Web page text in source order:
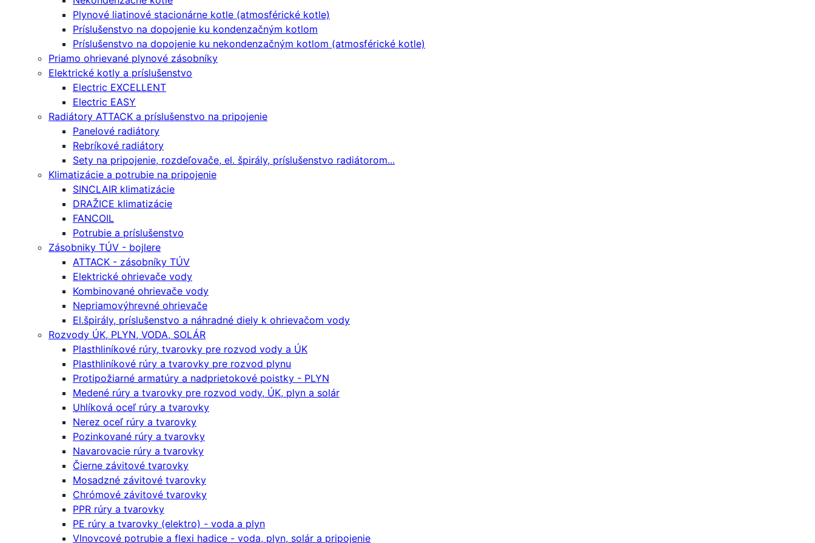
Plynové liatinové stacionárne kotle (atmosférické kotle)
Príslušenstvo na dopojenie ku kondenzačným kotlom
Príslušenstvo na dopojenie ku nekondenzačným kotlom (atmosférické kotle)
Priamo ohrievané plynové zásobníky
Elektrické kotly a príslušenstvo
Electric EXCELLENT
Electric EASY
Radiátory ATTACK a príslušenstvo na pripojenie
Panelové radiátory
Rebríkové radiátory
Sety na pripojenie, rozdeľovače, el. špirály, príslušenstvo radiátorom...
Klimatizácie a potrubie na pripojenie
SINCLAIR klimatizácie
DRAŽICE klimatizácie
FANCOIL
Potrubie a príslušenstvo
Zásobniky TÚV - bojlere
ATTACK - zásobníky TÚV
Elektrické ohrievače vody
Kombinované ohrievače vody
Nepriamovýhrevné ohrievače
El.špirály, príslušenstvo a náhradné diely k ohrievačom vody
Rozvody ÚK, PLYN, VODA, SOLÁR
Plasthliníkové rúry, tvarovky pre rozvod vody a ÚK
Plasthliníkové rúry a tvarovky pre rozvod plynu
Protipožiarné armatúry a nadprietokové poistky - PLYN
Medené rúry a tvarovky pre rozvod vody, ÚK, plyn a solár
Uhlíková oceľ rúry a tvarovky
Nerez oceľ rúry a tvarovky
Pozinkované rúry a tvarovky
Navarovacie rúry a tvarovky
Čierne závitové tvarovky
Mosadzné závitové tvarovky
Chrómové závitové tvarovky
PPR rúry a tvarovky
PE rúry a tvarovky (elektro) - voda a plyn
Vlnovcové potrubie a flexi hadice - voda, plyn, solár a pripojenie